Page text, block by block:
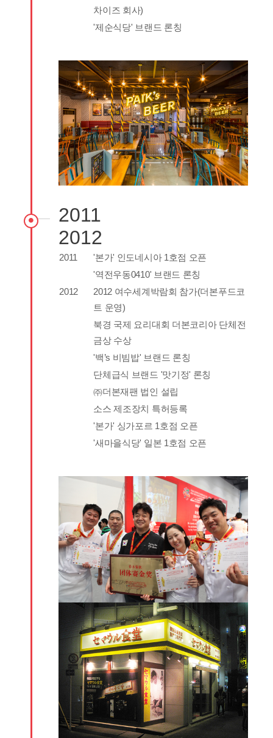
차이즈 회사)
'제순식당' 브랜드 론칭
2011
2012
2011
'본가' 인도네시아 1호점 오픈
'역전우동0410' 브랜드 론칭
2012
2012 여수세계박람회 참가(더본푸드코
트 운영)
북경 국제 요리대회 더본코리아 단체전
금상 수상
'백’s 비빔밥' 브랜드 론칭
단체급식 브랜드 '맛기정' 론칭
㈜더본재팬 법인 설립
소스 제조장치 특허등록
'본가' 싱가포르 1호점 오픈
'새마을식당' 일본 1호점 오픈